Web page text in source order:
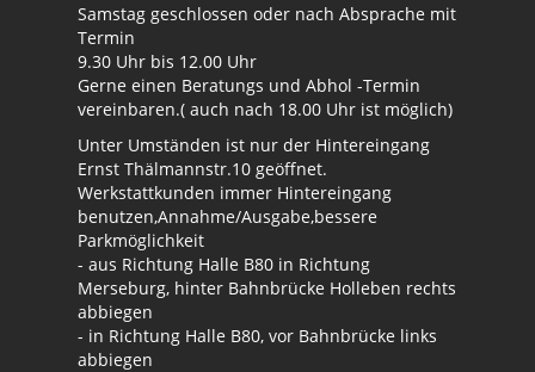
Samstag geschlossen oder nach Absprache mit
Termin
9.30 Uhr bis 12.00 Uhr
Gerne einen Beratungs und Abhol -Termin
vereinbaren.( auch nach 18.00 Uhr ist möglich)
Unter Umständen ist nur der Hintereingang
Ernst Thälmannstr.10 geöffnet.
Werkstattkunden immer Hintereingang
benutzen,Annahme/Ausgabe,bessere
Parkmöglichkeit
- aus Richtung Halle B80 in Richtung
Merseburg, hinter Bahnbrücke Holleben rechts
abbiegen
- in Richtung Halle B80, vor Bahnbrücke links
abbiegen